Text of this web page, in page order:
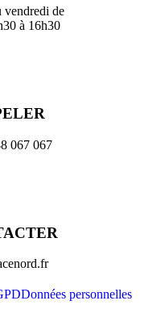
vendredi de
à 16h30
067 067
Données personnelles